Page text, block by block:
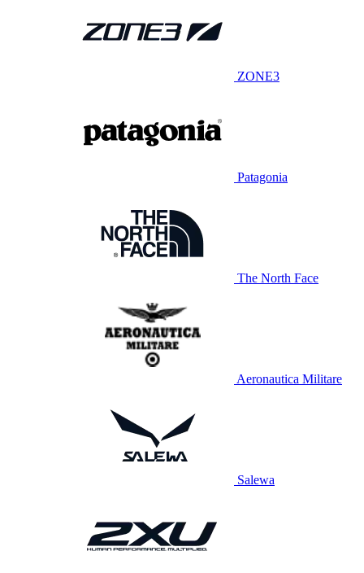
ZONE3
Patagonia
The North Face
Aeronautica Militare
Salewa